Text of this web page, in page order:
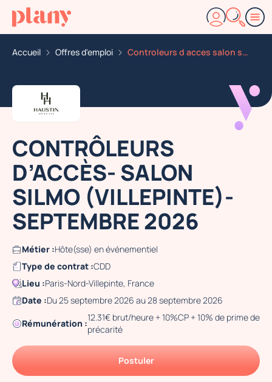
Accueil Offres d'emploi Controleurs d acces salon silmo villepinte
CONTRÔLEURS
D’ACCÈS- SALON
SILMO (VILLEPINTE)-
SEPTEMBRE 2026
Métier :Hôte(sse) en événementiel
Type de contrat :CDD
Lieu :Paris-Nord-Villepinte, France
Date :Du 25 septembre 2026 au 28 septembre 2026
Rémunération :
12.31€ brut/heure + 10%CP + 10% de prime de
précarité
Postuler